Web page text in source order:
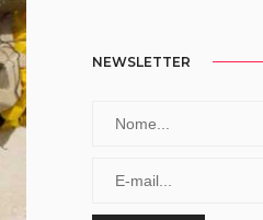
NEWSLETTER